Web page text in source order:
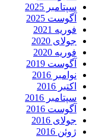
سپتامبر 2025
آگوست 2025
فوریه 2021
جولای 2020
فوریه 2020
آگوست 2019
نوامبر 2016
اکتبر 2016
سپتامبر 2016
آگوست 2016
جولای 2016
ژوئن 2016